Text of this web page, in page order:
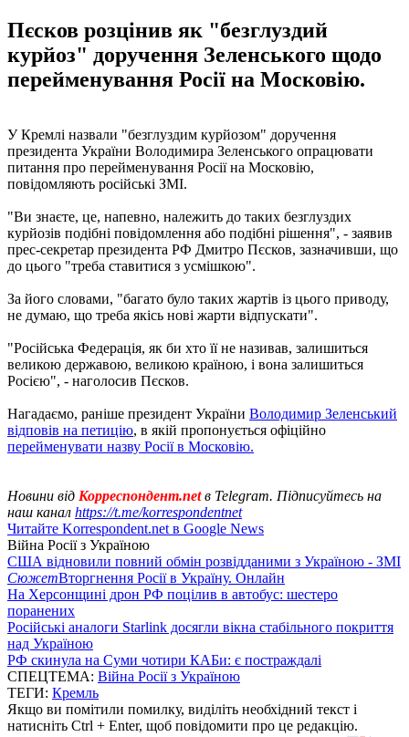
Пєсков розцінив як "безглуздий
курйоз" доручення Зеленського щодо
перейменування Росії на Московію.
У Кремлі назвали "безглуздим курйозом" доручення
президента України Володимира Зеленського опрацювати
питання про перейменування Росії на Московію,
повідомляють російські ЗМІ.
"Ви знаєте, це, напевно, належить до таких безглуздих
курйозів подібні повідомлення або подібні рішення", - заявив
прес-секретар президента РФ Дмитро Пєсков, зазначивши, що
до цього "треба ставитися з усмішкою".
За його словами, "багато було таких жартів із цього приводу,
не думаю, що треба якісь нові жарти відпускати".
"Російська Федерація, як би хто її не називав, залишиться
великою державою, великою країною, і вона залишиться
Росією", - наголосив Пєсков.
Нагадаємо, раніше президент України Володимир Зеленський
відповів на петицію, в якій пропонується офіційно
перейменувати назву Росії в Московію.
Новини від Корреспондент.netв Telegram. Підписуйтесь на
наш канал https://t.me/korrespondentnet
Читайте Korrespondent.net в Google News
Війна Росії з Україною
США відновили повний обмін розвідданими з Україною - ЗМІ
СюжетВторгнення Росії в Україну. Онлайн
На Херсонщині дрон РФ поцілив в автобус: шестеро
поранених
Російські аналоги Starlink досягли вікна стабільного покриття
над Україною
РФ скинула на Суми чотири КАБи: є постраждалі
СПЕЦТЕМА: Війна Росії з Україною
ТЕГИ: Кремль
Якщо ви помітили помилку, виділіть необхідний текст і
натисніть Ctrl + Enter, щоб повідомити про це редакцію.